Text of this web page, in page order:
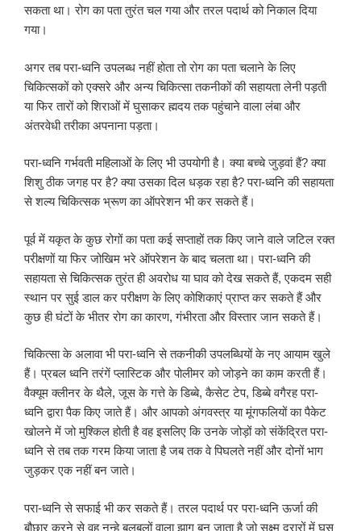
सकता था। रोग का पता तुरंत चल गया और तरल पदार्थ को निकाल दिया
गया।
अगर तब परा-ध्वनि उपलब्ध नहीं होता तो रोग का पता चलाने के लिए
चिकित्सकों को एक्सरे और अन्य चिकित्सा तकनीकों की सहायता लेनी पड़ती
या फिर तारों को शिराओं में घुसाकर ह्मदय तक पहुंचाने वाला लंबा और
अंतरवेधी तरीका अपनाना पड़ता।
परा-ध्वनि गर्भवती महिलाओं के लिए भी उपयोगी है। क्या बच्चे जुड़वां हैं? क्या
शिशु ठीक जगह पर है? क्या उसका दिल धड़क रहा है? परा-ध्वनि की सहायता
से शल्य चिकित्सक भ्रूण का ऑपरेशन भी कर सकते हैं।
पूर्व में यकृत के कुछ रोगों का पता कई सप्ताहों तक किए जाने वाले जटिल रक्त
परीक्षणों या फिर जोखिम भरे ऑपरेशन के बाद चलता था। परा-ध्वनि की
सहायता से चिकित्सक तुरंत ही अवरोध या घाव को देख सकते हैं, एकदम सही
स्थान पर सुई डाल कर परीक्षण के लिए कोशिकाएं प्राप्त कर सकते हैं और
कुछ ही घंटों के भीतर रोग का कारण, गंभीरता और विस्तार जान सकते हैं।
चिकित्सा के अलावा भी परा-ध्वनि से तकनीकी उपलब्धियों के नए आयाम खुले
हैं। प्रबल ध्वनि तरंगें प्लास्टिक और पोलीमर को जोड़ने का काम करती हैं।
वैक्यूम क्लीनर के थैले, जूस के गत्ते के डिब्बे, कैसेट टेप, डिब्बे वगैरह परा-
ध्वनि द्वारा पैक किए जाते हैं। और आपको अंगवस्त्र या मूंगफलियों का पैकेट
खोलने में जो मुश्किल होती है वह इसलिए कि उनके जोड़ों को संकेंद्रित परा-
ध्वनि से तब तक गरम किया जाता है जब तक वे पिघलते नहीं और दोनों भाग
जुड़कर एक नहीं बन जाते।
परा-ध्वनि से सफाई भी कर सकते हैं। तरल पदार्थ पर परा-ध्वनि ऊर्जा की
बौछार करने से वह नन्हे बुलबुलों वाला झाग बन जाता है जो सूक्ष्म दरारों में घुस